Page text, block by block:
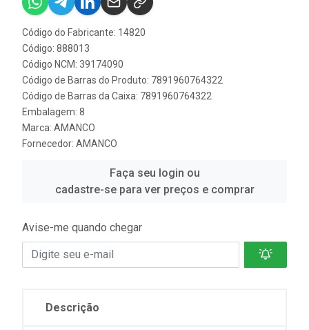
Código do Fabricante: 14820
Código: 888013
Código NCM: 39174090
Código de Barras do Produto: 7891960764322
Código de Barras da Caixa: 7891960764322
Embalagem: 8
Marca: AMANCO
Fornecedor: AMANCO
Faça seu login ou
cadastre-se para ver preços e comprar
Avise-me quando chegar
Descrição